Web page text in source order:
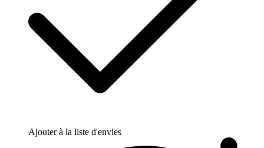
Ajouter à la liste d'envies